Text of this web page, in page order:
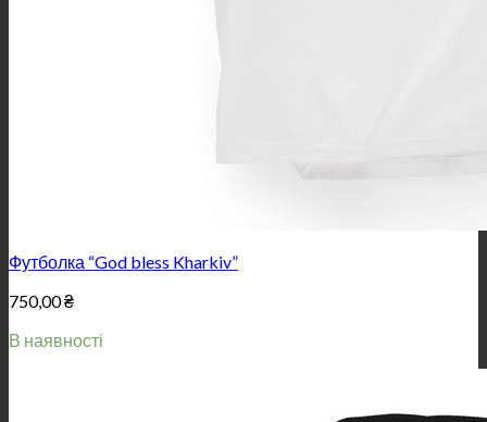
Футболка “God bless Kharkiv”
750,00₴
В наявності